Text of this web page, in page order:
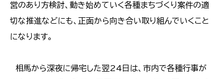
営のあり方検討、動き始めていく各種まちづくり案件の適
切な推進などにも、正面から向き合い取り組んでいくこと
になります。
相馬から深夜に帰宅した翌24日は、市内で各種行事が